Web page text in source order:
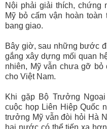
Nội phải giải thích, chứng
Mỹ bỏ cấm vận hoàn
bang giao.
Bây giờ, sau những bước
gắng xây dựng mối quan
nhiên, Mỹ vẫn chưa gỡ
cho Việt Nam.
Khi gặp Bộ Trưởng
cuộc họp Liên Hiệp Quốc
trưởng Mỹ vẫn đòi hỏi Hà
hai nước có thể tiến xa